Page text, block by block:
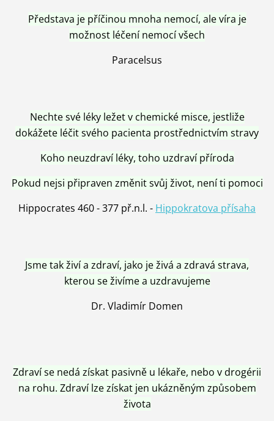
Představa je příčinou mnoha nemocí, ale víra je
možnost léčení nemocí všech
Paracelsus
Nechte své léky ležet v chemické misce, jestliže
dokážete léčit svého pacienta prostřednictvím stravy
Koho neuzdraví léky, toho uzdraví příroda
Pokud nejsi připraven změnit svůj život, není ti pomoci
Hippocrates 460 - 377 př.n.l. - Hippokratova přísaha
Jsme tak živí a zdraví, jako je živá a zdravá strava,
kterou se živíme a uzdravujeme
Dr. Vladimír Domen
Zdraví se nedá získat pasivně u lékaře, nebo v drogérii
na rohu. Zdraví lze získat jen ukázněným způsobem
života